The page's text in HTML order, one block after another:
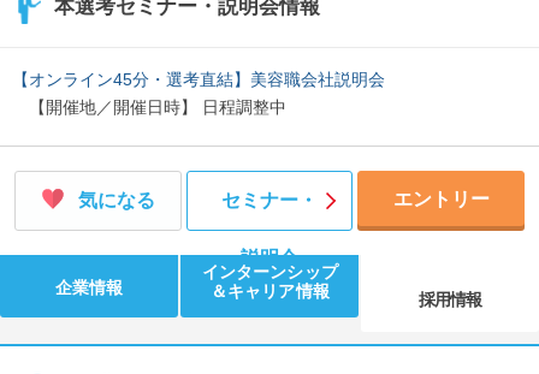
本選考セミナー・説明会情報
【オンライン45分・選考直結】美容職会社説明会
【開催地／開催日時】 日程調整中
気になる セミナー・
説明会
エントリー
企業情報
インターンシップ
＆キャリア情報
採用情報